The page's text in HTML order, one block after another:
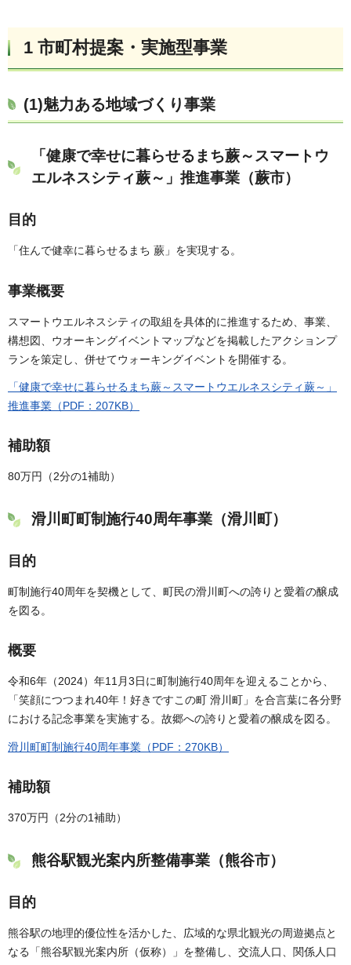
1 市町村提案・実施型事業
(1)魅力ある地域づくり事業
「健康で幸せに暮らせるまち蕨～スマートウ
エルネスシティ蕨～」推進事業（蕨市）
目的
「住んで健幸に暮らせるまち 蕨」を実現する。
事業概要
スマートウエルネスシティの取組を具体的に推進するため、事業、
構想図、ウオーキングイベントマップなどを掲載したアクションプ
ランを策定し、併せてウォーキングイベントを開催する。
「健康で幸せに暮らせるまち蕨～スマートウエルネスシティ蕨～」
推進事業（PDF：207KB）
補助額
80万円（2分の1補助）
滑川町町制施行40周年事業（滑川町）
目的
町制施行40周年を契機として、町民の滑川町への誇りと愛着の醸成
を図る。
概要
令和6年（2024）年11月3日に町制施行40周年を迎えることから、
「笑顔につつまれ40年！好きですこの町 滑川町」を合言葉に各分野
における記念事業を実施する。故郷への誇りと愛着の醸成を図る。
滑川町町制施行40周年事業（PDF：270KB）
補助額
370万円（2分の1補助）
熊谷駅観光案内所整備事業（熊谷市）
目的
熊谷駅の地理的優位性を活かした、広域的な県北観光の周遊拠点と
なる「熊谷駅観光案内所（仮称）」を整備し、交流人口、関係人口